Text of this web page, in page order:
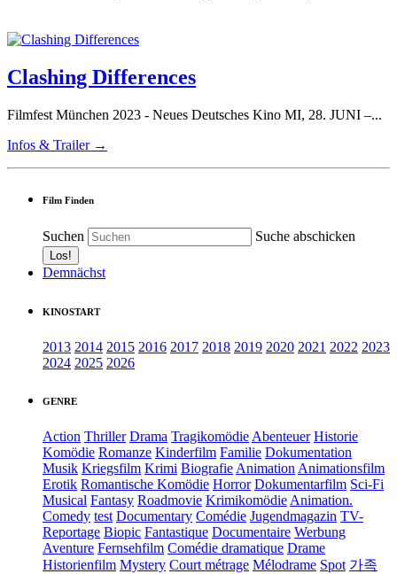
Clashing Differences
Filmfest München 2023 - Neues Deutsches Kino MI, 28. JUNI –...
Infos & Trailer →
Film Finden
Suchen Suche abschicken
Demnächst
KINOSTART
2013 2014 2015 2016 2017 2018 2019 2020 2021 2022 2023
2024 2025 2026
GENRE
Action Thriller Drama TragikomödieAbenteuer Historie
Komödie Romanze Kinderfilm Familie Dokumentation
Musik Kriegsfilm Krimi BiografieAnimationAnimationsfilm
Erotik Romantische Komödie Horror Dokumentarfilm Sci-Fi
Musical Fantasy Roadmovie KrimikomödieAnimation.
Comedy test Documentary Comédie Jugendmagazin TV-
Reportage Biopic Fantastique Documentaire Werbung
Aventure Fernsehfilm Comédie dramatique Drame
Historienfilm Mystery Court métrage Mélodrame Spot 가족